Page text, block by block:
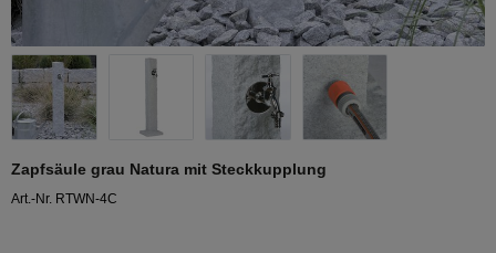
Zapfsäule grau Natura mit Steckkupplung
Art.-Nr. RTWN-4C